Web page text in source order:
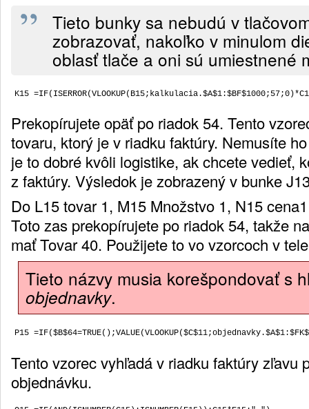
Tieto bunky sa nebudú v
zobrazovať, nakoľko v minulom
oblasť tlače a oni sú umiestnené
Prekopírujete opäť po riadok 54. Tento
tovaru, ktorý je v riadku faktúry. Nemusíte
je to dobré kvôli logistike, ak chcete vedieť,
z faktúry. Výsledok je zobrazený v bunke
Do L15 tovar 1, M15 Množstvo 1, N15
Toto zas prekopírujete po riadok 54, takže
mať Tovar 40. Použijete to vo vzorcoch v
Tieto názvy musia korešpondovať s
objednavky.
Tento vzorec vyhľadá v riadku faktúry zľavu
objednávku.